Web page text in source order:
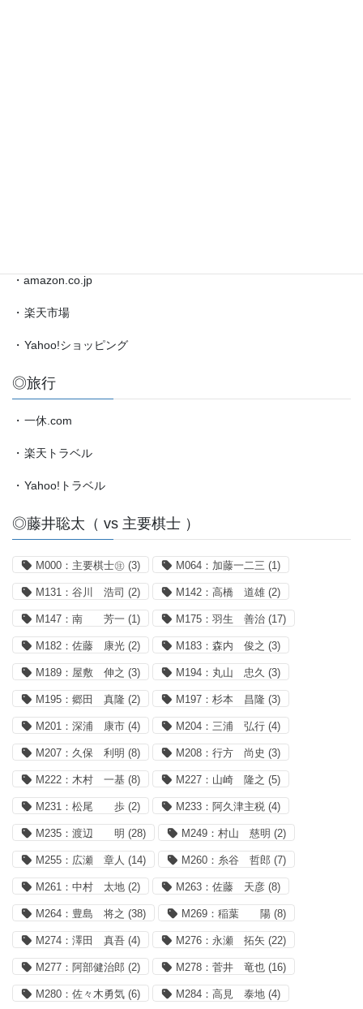
・amazon.co.jp
・ 楽天市場
・ Yahoo!ショッピング
◎旅行
・ 一休.com
・ 楽天トラベル
・ Yahoo!トラベル
◎藤井聡太（ vs 主要棋士 ）
M000：主要棋士㊟ (3) M064：加藤一二三 (1)
M131：谷川 浩司 (2) M142：高橋 道雄 (2)
M147：南 芳一 (1) M175：羽生 善治 (17)
M182：佐藤 康光 (2) M183：森内 俊之 (3)
M189：屋敷 伸之 (3) M194：丸山 忠久 (3)
M195：郷田 真隆 (2) M197：杉本 昌隆 (3)
M201：深浦 康市 (4) M204：三浦 弘行 (4)
M207：久保 利明 (8) M208：行方 尚史 (3)
M222：木村 一基 (8) M227：山崎 隆之 (5)
M231：松尾 歩 (2) M233：阿久津主税 (4)
M235：渡辺 明 (28) M249：村山 慈明 (2)
M255：広瀬 章人 (14) M260：糸谷 哲郎 (7)
M261：中村 太地 (2) M263：佐藤 天彦 (8)
M264：豊島 将之 (38) M269：稲葉 陽 (8)
M274：澤田 真吾 (4) M276：永瀬 拓矢 (22)
M277：阿部健治郎 (2) M278：菅井 竜也 (16)
M280：佐々木勇気 (6) M284：高見 泰地 (4)